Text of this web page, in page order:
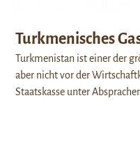
Turkmenisches
Turkmenistan ist einer der
aber nicht vor der
Staatskasse unter